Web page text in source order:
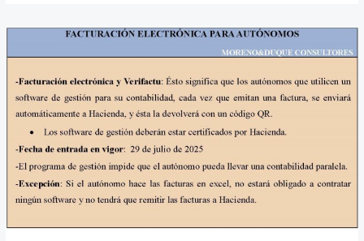
Facturación
los
autónomos